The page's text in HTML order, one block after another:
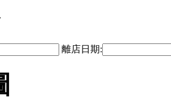
離店日期: